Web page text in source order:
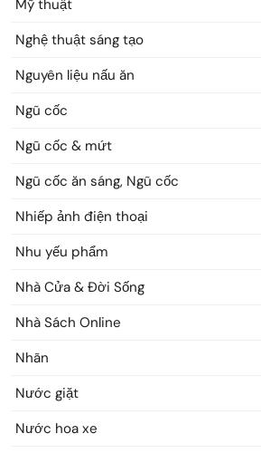
Mỹ thuật
Nghệ thuật sáng tạo
Nguyên liệu nấu ăn
Ngũ cốc
Ngũ cốc & mứt
Ngũ cốc ăn sáng, Ngũ cốc
Nhiếp ảnh điện thoại
Nhu yếu phẩm
Nhà Cửa & Đời Sống
Nhà Sách Online
Nhãn
Nước giặt
Nước hoa xe